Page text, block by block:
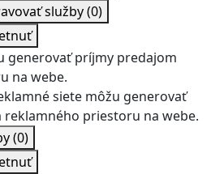
služby(0)
generovať príjmy predajom
na webe.
siete môžu generovať
priestoru na webe.
(0)